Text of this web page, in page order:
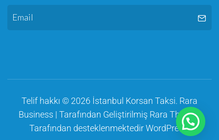
Telif hakkı © 2026 İstanbul Korsan Taksi. Rara
Business | Tarafından Geliştirilmiş Rara Themes
Tarafından desteklenmektedirWordPress.